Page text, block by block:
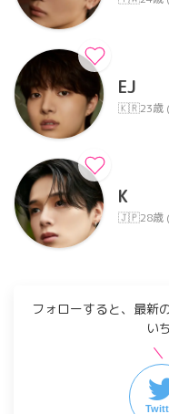
EJ
🇰🇷23歳
K
🇯🇵28歳
フォローすると、最新
い